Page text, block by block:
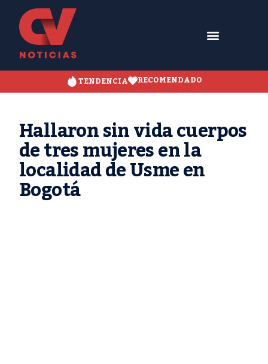
TENDENCIA RECOMENDADO
Hallaron sin vida cuerpos
de tres mujeres en la
localidad de Usme en
Bogotá